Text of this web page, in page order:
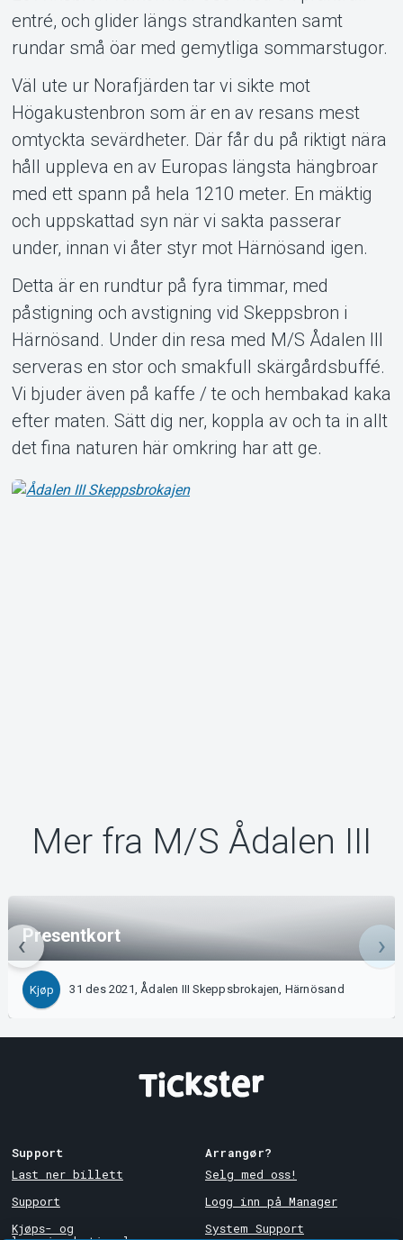
entré, och glider längs strandkanten samt
rundar små öar med gemytliga sommarstugor.
Väl ute ur Norafjärden tar vi sikte mot
Högakustenbron som är en av resans mest
omtyckta sevärdheter. Där får du på riktigt nära
håll uppleva en av Europas längsta hängbroar
med ett spann på hela 1210 meter. En mäktig
och uppskattad syn när vi sakta passerar
under, innan vi åter styr mot Härnösand igen.
Detta är en rundtur på fyra timmar, med
påstigning och avstigning vid Skeppsbron i
Härnösand. Under din resa med M/S Ådalen III
serveras en stor och smakfull skärgårdsbuffé.
Vi bjuder även på kaffe / te och hembakad kaka
efter maten. Sätt dig ner, koppla av och ta in allt
det fina naturen här omkring har att ge.
Mer fra M/S Ådalen III
Presentkort
Kjøp 31 des 2021, Ådalen III Skeppsbrokajen, Härnösand
Support
Last ner billett
Support
Kjøps- og
Arrangør?
Selg med oss!
Logg inn på Manager
System Support